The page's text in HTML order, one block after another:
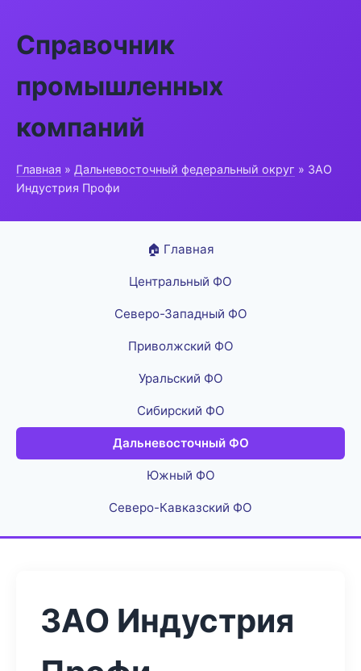
Справочник
промышленных
компаний
Главная » Дальневосточный федеральный округ » ЗАО
Индустрия Профи
🏠 Главная
Центральный ФО
Северо-Западный ФО
Приволжский ФО
Уральский ФО
Сибирский ФО
Дальневосточный ФО
Южный ФО
Северо-Кавказский ФО
ЗАО Индустрия